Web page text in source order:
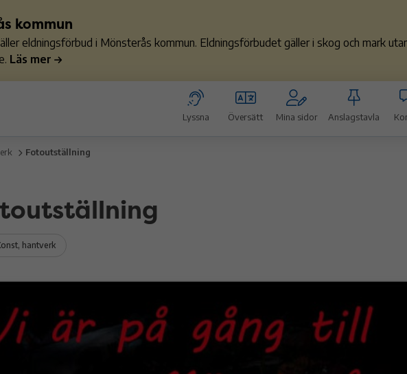
kommun
eldningsförbud i Mönsterås kommun. Eldningsförbudet gäller i skog och mark
Läs mer
Lyssna Översätt Mina sidor Anslagstavla
Fotoutställning
hantverk